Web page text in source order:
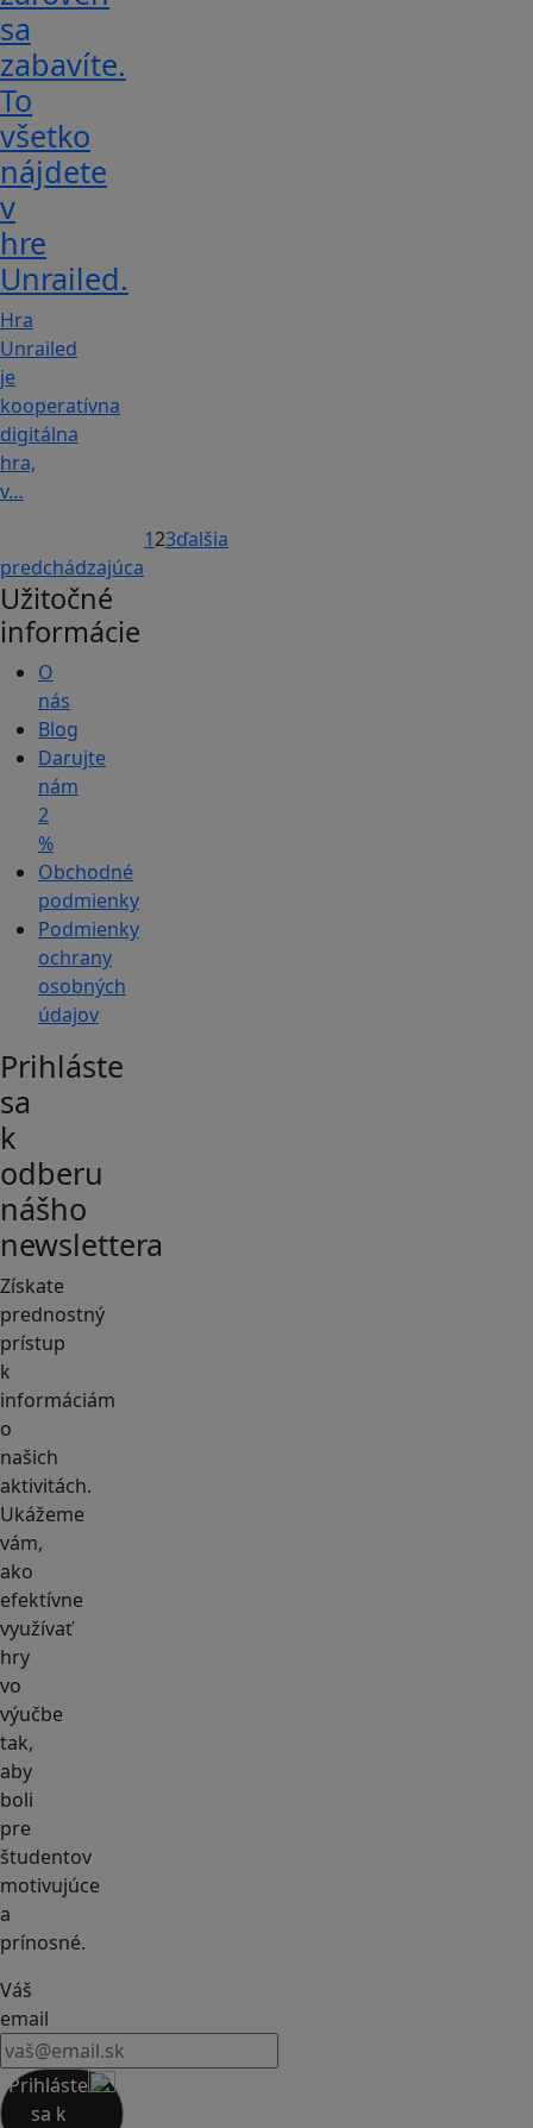
sa
zabavíte.
To
všetko
nájdete
v
hre
Unrailed.
Hra
Unrailed
je
kooperatívna
digitálna
hra,
v…
predchádzajúca
123ďalšia
Užitočné
informácie
O
nás
Blog
Darujte
nám
2
%
Obchodné
podmienky
Podmienky
ochrany
osobných
údajov
Prihláste
sa
k
odberu
nášho
newslettera
Získate
prednostný
prístup
k
informáciám
o
našich
aktivitách.
Ukážeme
vám,
ako
efektívne
využívať
hry
vo
výučbe
tak,
aby
boli
pre
študentov
motivujúce
a
prínosné.
Váš
email
Prihláste
sa k